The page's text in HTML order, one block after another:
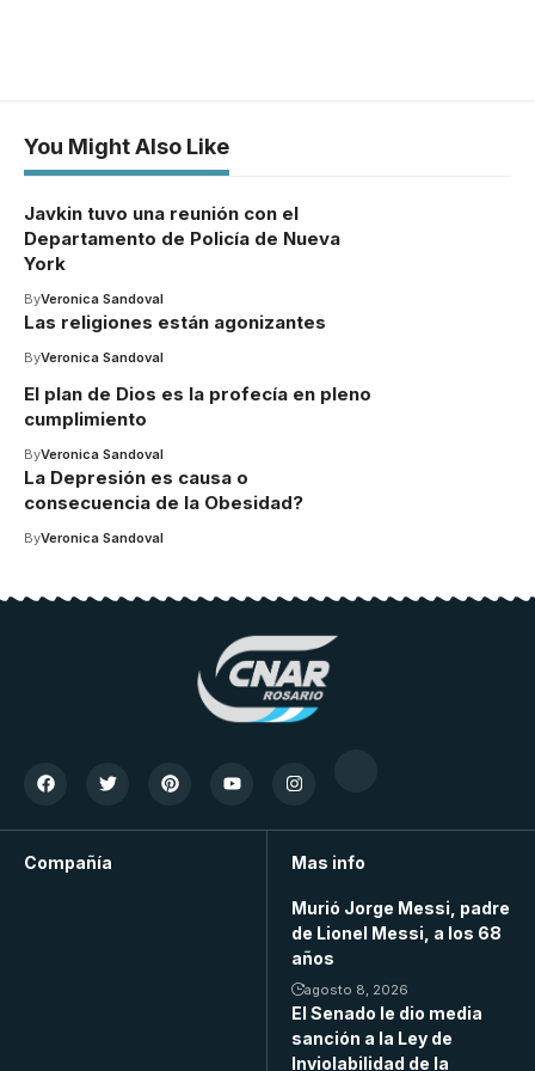
You Might Also Like
Javkin tuvo una reunión con el
Departamento de Policía de Nueva
York
ByVeronica Sandoval
Las religiones están agonizantes
ByVeronica Sandoval
El plan de Dios es la profecía en pleno
cumplimiento
ByVeronica Sandoval
La Depresión es causa o
consecuencia de la Obesidad?
ByVeronica Sandoval
Compañía Mas info
Murió Jorge Messi, padre
de Lionel Messi, a los 68
años
agosto 8, 2026
El Senado le dio media
sanción a la Ley de
Inviolabilidad de la